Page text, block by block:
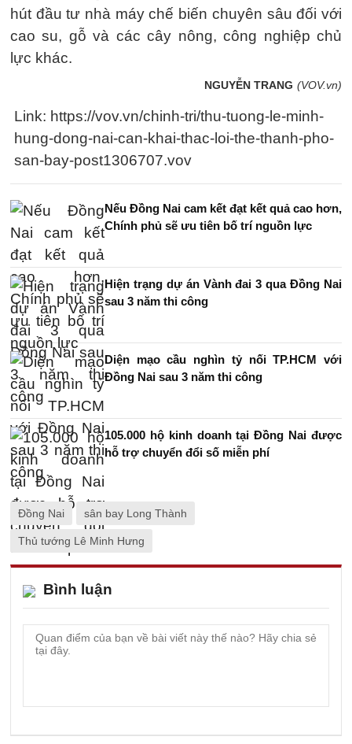
hút đầu tư nhà máy chế biến chuyên sâu đối với
cao su, gỗ và các cây nông, công nghiệp chủ
lực khác.
NGUYỄN TRANG (VOV.vn)
Link: https://vov.vn/chinh-tri/thu-tuong-le-minh-
hung-dong-nai-can-khai-thac-loi-the-thanh-pho-
san-bay-post1306707.vov
Nếu Đồng Nai cam kết đạt kết quả cao hơn,
Chính phủ sẽ ưu tiên bố trí nguồn lực
Hiện trạng dự án Vành đai 3 qua Đồng Nai
sau 3 năm thi công
Diện mạo cầu nghìn tỷ nối TP.HCM với
Đồng Nai sau 3 năm thi công
105.000 hộ kinh doanh tại Đồng Nai được
hỗ trợ chuyển đổi số miễn phí
Đồng Nai sân bay Long Thành
Thủ tướng Lê Minh Hưng
Bình luận